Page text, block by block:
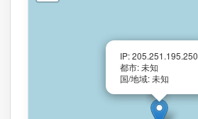
IP: 205.251.195.250
都市: 未知
国/地域: 未知